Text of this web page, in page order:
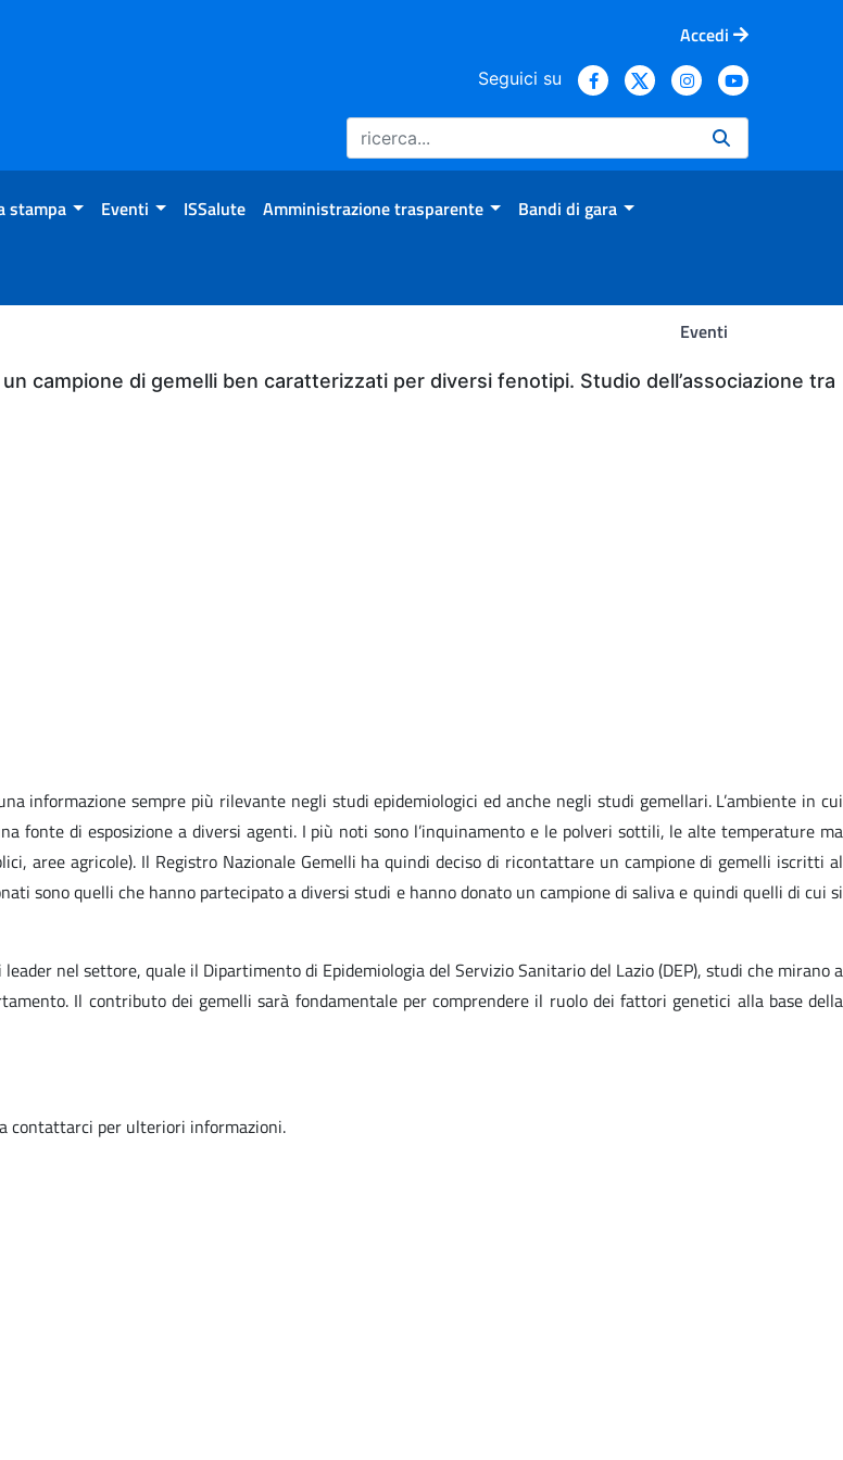
Accedi
Seguici su
stampa Eventi ISSalute Amministrazione trasparente Bandi di gara
Eventi
campione di gemelli ben caratterizzati per diversi fenotipi. Studio dell’associazione tra
informazione sempre più rilevante negli studi epidemiologici ed anche negli studi gemellari. L’ambiente in cui
fonte di esposizione a diversi agenti. I più noti sono l’inquinamento e le polveri sottili, le alte temperature ma
aree agricole). Il Registro Nazionale Gemelli ha quindi deciso di ricontattare un campione di gemelli iscritti al
sono quelli che hanno partecipato a diversi studi e hanno donato un campione di saliva e quindi quelli di cui si
nel settore, quale il Dipartimento di Epidemiologia del Servizio Sanitario del Lazio (DEP), studi che mirano a
Il contributo dei gemelli sarà fondamentale per comprendere il ruolo dei fattori genetici alla base della
contattarci per ulteriori informazioni.